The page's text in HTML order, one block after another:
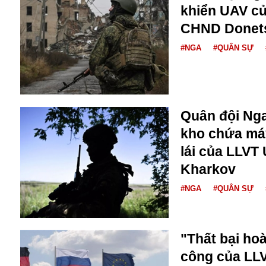
Diego Maradona
Di cư
Dòng chảy phương Bắc 1
Dải Gaza
Facebook
FED
Fansipan
F0
FLC
F-16
Gương sáng
Golf
Giáng sinh
GDP
khiển UAV
CHND
#NGA #QUÂN SỰ
Quân đội
kho chứa
lái của LLVT
Kharkov
#NGA #QUÂN SỰ
"Thất bại
công của